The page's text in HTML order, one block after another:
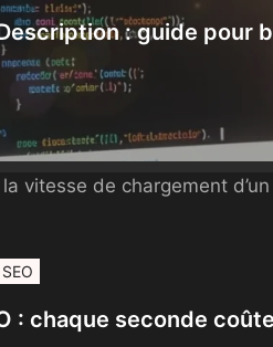
: guide pour
SEO
: chaque seconde